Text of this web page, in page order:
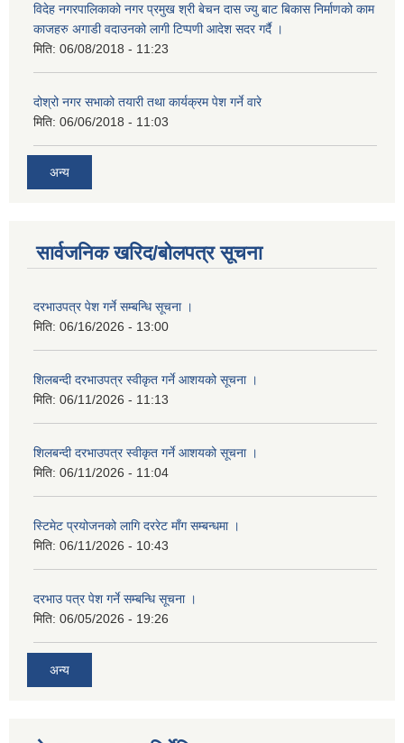
विदेह नगरपालिकाको नगर प्रमुख श्री बेचन दास ज्यु बाट बिकास निर्माणको काम
काजहरु अगाडी वदाउनको लागी टिप्पणी आदेश सदर गर्दै ।
मिति: 06/08/2018 - 11:23
दोश्रो नगर सभाको तयारी तथा कार्यक्रम पेश गर्ने वारे
मिति: 06/06/2018 - 11:03
अन्य
सार्वजनिक खरिद/बोलपत्र सूचना
दरभाउपत्र पेश गर्ने सम्बन्धि सूचना ।
मिति: 06/16/2026 - 13:00
शिलबन्दी दरभाउपत्र स्वीकृत गर्ने आशयको सूचना ।
मिति: 06/11/2026 - 11:13
शिलबन्दी दरभाउपत्र स्वीकृत गर्ने आशयको सूचना ।
मिति: 06/11/2026 - 11:04
स्टिमेट प्रयोजनको लागि दररेट माँग सम्बन्धमा ।
मिति: 06/11/2026 - 10:43
दरभाउ पत्र पेश गर्ने सम्बन्धि सूचना ।
मिति: 06/05/2026 - 19:26
अन्य